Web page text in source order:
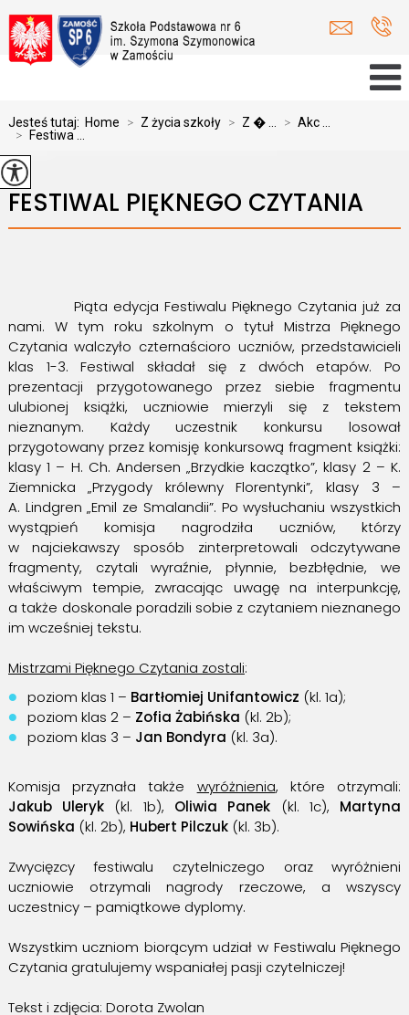
Jesteś tutaj: Home > Z życia szkoły > Z � ... > Akc ...
>
Festiwa ...
FESTIWAL PIĘKNEGO CZYTANIA
Piąta edycja Festiwalu Pięknego Czytania już za
nami. W tym roku szkolnym o tytuł Mistrza Pięknego
Czytania walczyło czternaścioro uczniów, przedstawicieli
klas 1-3. Festiwal składał się z dwóch etapów. Po
prezentacji przygotowanego przez siebie fragmentu
ulubionej książki, uczniowie mierzyli się z tekstem
nieznanym. Każdy uczestnik konkursu losował
przygotowany przez komisję konkursową fragment książki:
klasy 1 – H. Ch. Andersen „Brzydkie kaczątko”, klasy 2 – K.
Ziemnicka „Przygody królewny Florentynki”, klasy 3 –
A. Lindgren „Emil ze Smalandii”. Po wysłuchaniu wszystkich
wystąpień komisja nagrodziła uczniów, którzy
w najciekawszy sposób zinterpretowali odczytywane
fragmenty, czytali wyraźnie, płynnie, bezbłędnie, we
właściwym tempie, zwracając uwagę na interpunkcję,
a także doskonale poradzili sobie z czytaniem nieznanego
im wcześniej tekstu.
Mistrzami Pięknego Czytania zostali:
poziom klas 1 – Bartłomiej Unifantowicz (kl. 1a);
poziom klas 2 – Zofia Żabińska (kl. 2b);
poziom klas 3 – Jan Bondyra (kl. 3a).
Komisja przyznała także wyróżnienia, które otrzymali:
Jakub Uleryk (kl. 1b), Oliwia Panek (kl. 1c), Martyna
Sowińska (kl. 2b), Hubert Pilczuk (kl. 3b).
Zwycięzcy festiwalu czytelniczego oraz wyróżnieni
uczniowie otrzymali nagrody rzeczowe, a wszyscy
uczestnicy – pamiątkowe dyplomy.
Wszystkim uczniom biorącym udział w Festiwalu Pięknego
Czytania gratulujemy wspaniałej pasji czytelniczej!
Tekst i zdjęcia: Dorota Zwolan